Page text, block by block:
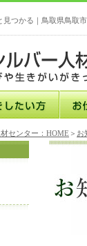
見つかる｜鳥取県鳥取市
センター：HOME ＞ お